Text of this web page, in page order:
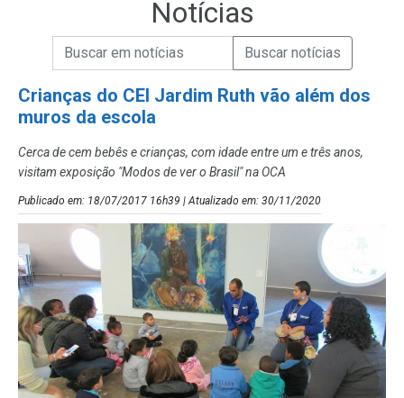
Notícias
Campo de Busca de Notícias
Campo de Busca de informaçõesEnviar a Busca de Notícias
Crianças do CEI Jardim Ruth vão além dos
muros da escola
Cerca de cem bebês e crianças, com idade entre um e três anos,
visitam exposição "Modos de ver o Brasil" na OCA
Publicado em: 18/07/2017 16h39 | Atualizado em: 30/11/2020